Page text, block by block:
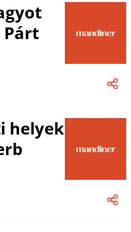
Párt
helyek